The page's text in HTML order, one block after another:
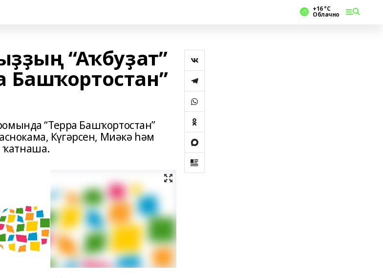
+16 °С
Облачно
“Аҡбуҙат”
Башҡортостан”
“Терра Башҡортостан”
Күгәрсен, Миәкә һәм
ҡатнаша.